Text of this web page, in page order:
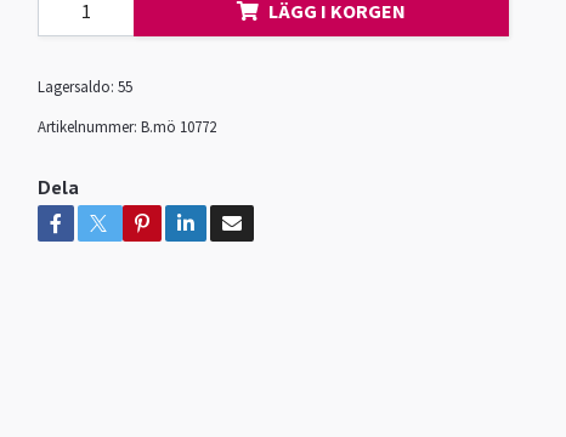
LÄGG I KORGEN
Lagersaldo: 55
Artikelnummer: B.mö 10772
Dela